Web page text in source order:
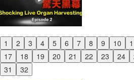
1 2 3 4 5 6 7 8 9 10
17
18 19 20 21 22 23 24
31
32
Previous
Next